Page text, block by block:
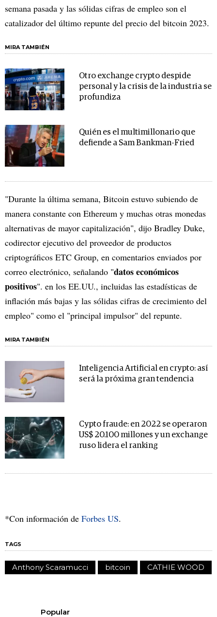
semana pasada y las sólidas cifras de empleo son el
catalizador del último repunte del precio del bitcoin 2023.
MIRA TAMBIÉN
Otro exchange crypto despide
personal y la crisis de la industria se
profundiza
Quién es el multimillonario que
defiende a Sam Bankman-Fried
"Durante la última semana, Bitcoin estuvo subiendo de
manera constante con Ethereum y muchas otras monedas
alternativas de mayor capitalización", dijo Bradley Duke,
codirector ejecutivo del proveedor de productos
criptográficos ETC Group, en comentarios enviados por
correo electrónico, señalando "datos económicos
positivos". en los EE.UU., incluidas las estadísticas de
inflación más bajas y las sólidas cifras de crecimiento del
empleo" como el "principal impulsor" del repunte.
MIRA TAMBIÉN
Inteligencia Artificial en crypto: así
será la próxima gran tendencia
Cypto fraude: en 2022 se operaron
US$ 20.100 millones y un exchange
ruso lidera el ranking
*Con información de Forbes US.
TAGS
Anthony Scaramucci bitcoin CATHIE WOOD
Popular